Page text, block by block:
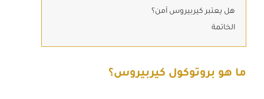
هل يعتبر كيربيروس آمن؟
الخاتمة
ما هو بروتوكول كيربيروس؟